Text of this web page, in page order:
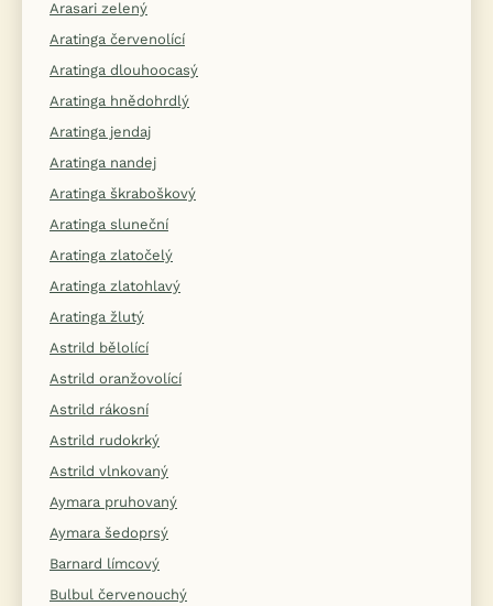
Arasari zelený
Aratinga červenolící
Aratinga dlouhoocasý
Aratinga hnědohrdlý
Aratinga jendaj
Aratinga nandej
Aratinga škraboškový
Aratinga sluneční
Aratinga zlatočelý
Aratinga zlatohlavý
Aratinga žlutý
Astrild bělolící
Astrild oranžovolící
Astrild rákosní
Astrild rudokrký
Astrild vlnkovaný
Aymara pruhovaný
Aymara šedoprsý
Barnard límcový
Bulbul červenouchý